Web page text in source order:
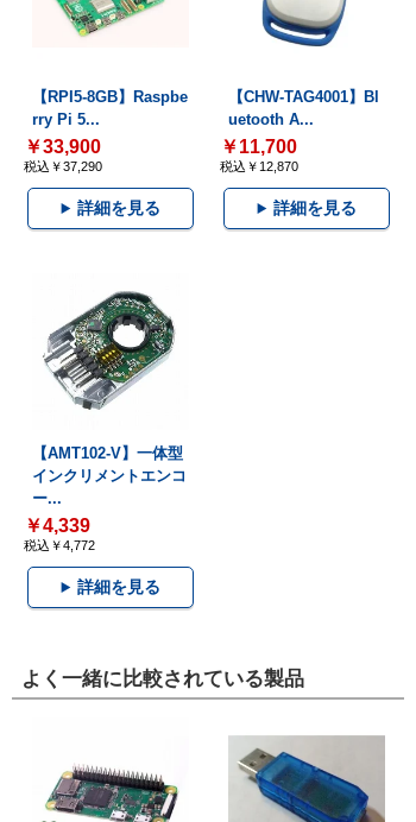
【RPI5-8GB】Raspbe
rry Pi 5...
￥33,900
税込￥37,290
詳細を見る
【CHW-TAG4001】Bl
uetooth A...
￥11,700
税込￥12,870
詳細を見る
【AMT102-V】一体型
インクリメントエンコ
ー...
￥4,339
税込￥4,772
詳細を見る
よく一緒に比較されている製品